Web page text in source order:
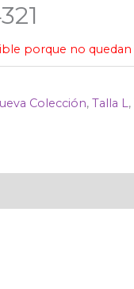
porque no quedan
Colección,Talla L,